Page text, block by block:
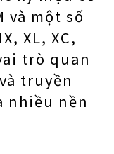
và một số
XL, XC,
trò quan
truyền
nhiều nền